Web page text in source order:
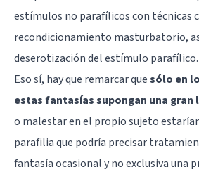
estímulos no parafílicos con técnicas
recondicionamiento masturbatorio,
deserotización del estímulo parafílico.
Eso sí, hay que remarcar quesólo en
estas fantasías supongan una
o malestar en el propio sujeto
parafilia que podría precisar
fantasía ocasional y no exclusiva una